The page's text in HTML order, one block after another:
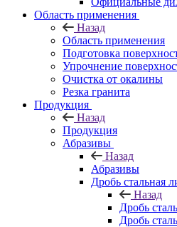
Область применения
Назад
Область применения
Подготовка
Упрочнение
Очистка от окалины
Резка гранита
Продукция
Назад
Продукция
Абразивы
Назад
Абразивы
Дробь стальная
Назад
Дробь
Дробь